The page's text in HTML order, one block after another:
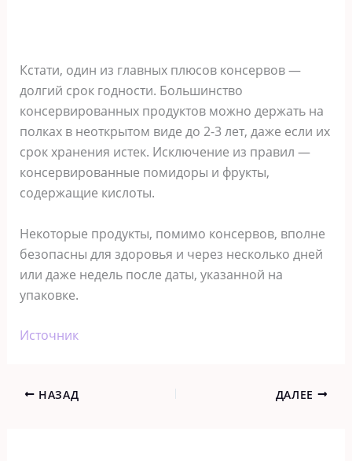
Кстати, один из главных плюсов консервов —
долгий срок годности. Большинство
консервированных продуктов можно держать на
полках в неоткрытом виде до 2-3 лет, даже если их
срок хранения истек. Исключение из правил —
консервированные помидоры и фрукты,
содержащие кислоты.
Некоторые продукты, помимо консервов, вполне
безопасны для здоровья и через несколько дней
или даже недель после даты, указанной на
упаковке.
Источник
НАЗАД ДАЛЕЕ